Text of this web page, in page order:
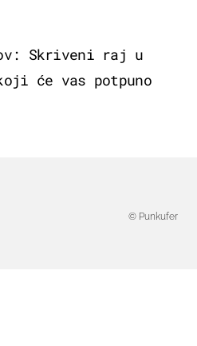
Skriveni raj u
će vas potpuno
© Punkufer